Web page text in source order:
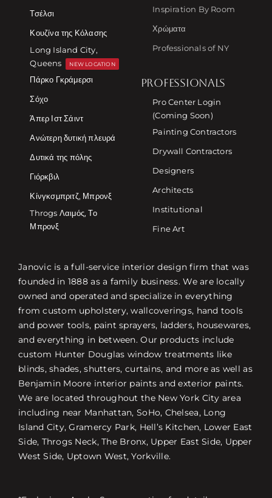
Τσέλσι
Κουζίνα της Κόλασης
Long Island City,
Queens
NEW LOCATION
Πάρκο Γκράμερσι
Σόχο
Άπερ Ιστ Σάιντ
Ανώτερη δυτική πλευρά
Δυτικά της πόλης
Γιόρκβιλ
Κίνγκσμπριτζ, Μπρονξ
Throgs Λαιμός, Το
Μπρονξ
Inspiration By Room
Χρώματα
Professionals of NY
PROFESSIONALS
Pro Center Login
(Coming Soon)
Painting Contractors
Drywall Contractors
Designers
Architects
Institutional
Fine Art
Janovic is a full-service interior design firm that was
founded in 1888 as a family business. We are locally
owned and operated and specialize in everything
from custom upholstery, wallcoverings, hand tools
and power tools, paint sprayers, ladders, housewares,
and everything in between. Our products include
custom Hunter Douglas window treatments like
blinds, shades, shutters, curtains, and more as well as
Benjamin Moore interior paints and exterior paints.
We are located throughout the New York City area
including near Manhattan, SoHo, Chelsea, Long
Island City, Gramercy Park, Hell’s Kitchen, Lower East
Side, Throgs Neck, The Bronx, Upper East Side, Upper
West Side, Uptown West, Yorkville.